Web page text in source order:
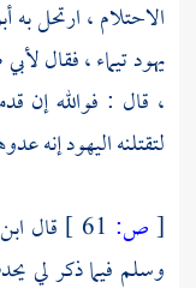
الاحتلام ، ارتحل به
يهود تيماء ،فقال
، قال : فوالله إن
لتقتلنهاليهودإنه
[ص: قال
وسلم فيما ذكر لي